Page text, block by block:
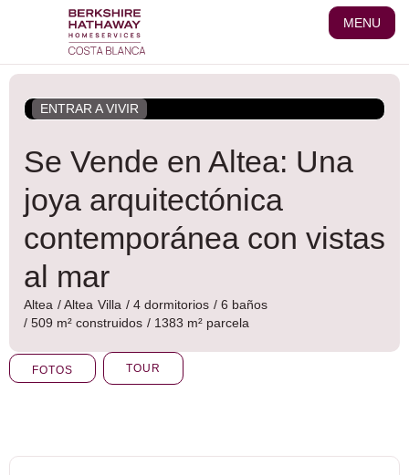
MENU
ENTRAR A VIVIR
Se Vende en Altea: Una
joya arquitectónica
contemporánea con vistas
al mar
Altea /Altea Villa / 4 dormitorios / 6 baños
/ 509 m² construidos / 1383 m² parcela
FOTOS TOUR